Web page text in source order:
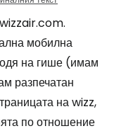
мобилна
на гише (имам
разпечатан
на wizz,
по отношение